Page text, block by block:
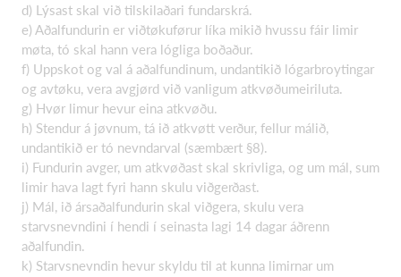
d) Lýsast skal við tilskilaðari fundarskrá.
e) Aðalfundurin er viðtøkuførur líka mikið hvussu fáir limir
møta, tó skal hann vera lógliga boðaður.
f) Uppskot og val á aðalfundinum, undantikið lógarbroytingar
og avtøku, vera avgjørd við vanligum atkvøðumeiriluta.
g) Hvør limur hevur eina atkvøðu.
h) Stendur á jøvnum, tá ið atkvøtt verður, fellur málið,
undantikið er tó nevndarval (sæmbært §8).
i) Fundurin avger, um atkvøðast skal skrivliga, og um mál, sum
limir hava lagt fyri hann skulu viðgerðast.
j) Mál, ið ársaðalfundurin skal viðgera, skulu vera
starvsnevndini í hendi í seinasta lagi 14 dagar áðrenn
aðalfundin.
k) Starvsnevndin hevur skyldu til at kunna limirnar um